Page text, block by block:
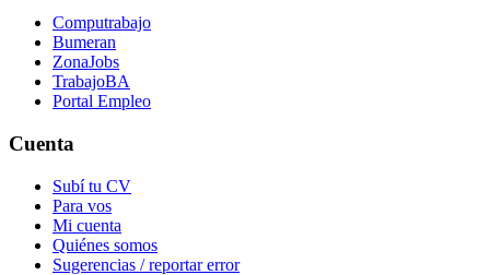
Computrabajo
Bumeran
ZonaJobs
TrabajoBA
Portal Empleo
Cuenta
Subí tu CV
Para vos
Mi cuenta
Quiénes somos
Sugerencias / reportar error